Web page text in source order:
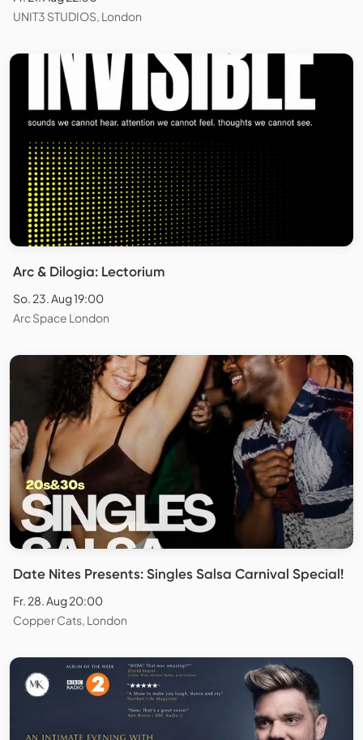
UNIT3 STUDIOS, London
Arc & Dilogia: Lectorium
So. 23. Aug 19:00
Arc Space London
Date Nites Presents: Singles Salsa Carnival Special!
Fr. 28. Aug 20:00
Copper Cats, London